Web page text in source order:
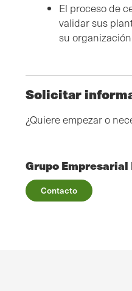
El proceso de
validar sus
su
Solicitar
¿Quiere empezar o
Grupo Empresarial
Contacto